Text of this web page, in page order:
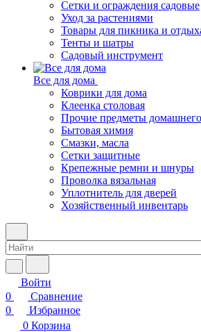
Сетки и ограждения садовые
Уход за растениями
Товары для пикника и
Тенты и шатры
Садовый инструмент
Все для дома
Коврики для дома
Клеенка столовая
Прочие предметы
Бытовая химия
Смазки, масла
Сетки защитные
Крепежные ремни и шнуры
Проволка вязальная
Уплотнитель для дверей
Хозяйственный инвентарь
Войти
0
Сравнение
0
Избранное
0 Корзина